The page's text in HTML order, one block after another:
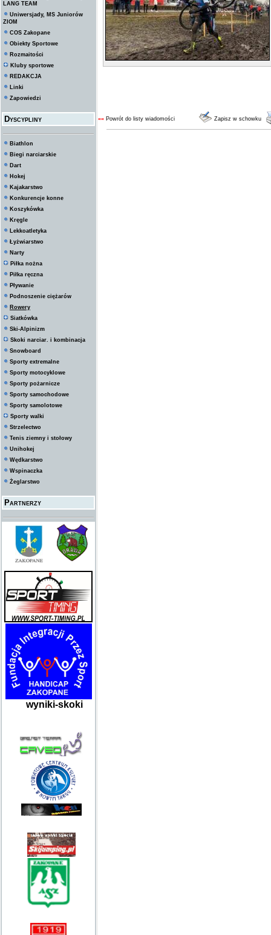
LANG TEAM
Uniwersjady, MS Juniorów
ZIOM
COS Zakopane
Obiekty Sportowe
Rozmaitości
Kluby sportowe
REDAKCJA
Linki
Zapowiedzi
Dyscypliny
Biathlon
Biegi narciarskie
Dart
Hokej
Kajakarstwo
Konkurencje konne
Koszykówka
Kręgle
Lekkoatletyka
Łyżwiarstwo
Narty
Piłka nożna
Piłka ręczna
Pływanie
Podnoszenie ciężarów
Rowery
Siatkówka
Ski-Alpinizm
Skoki narciar. i kombinacja
Snowboard
Sporty extremalne
Sporty motocyklowe
Sporty pożarnicze
Sporty samochodowe
Sporty samolotowe
Sporty walki
Strzelectwo
Tenis ziemny i stołowy
Unihokej
Wędkarstwo
Wspinaczka
Żeglarstwo
Partnerzy
wyniki-skoki
«« Powrót do listy wiadomości Zapisz w schowku